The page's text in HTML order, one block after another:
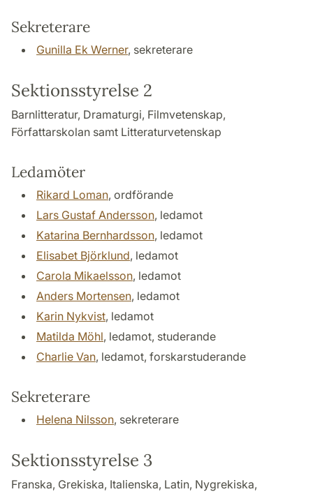
Sekreterare
Gunilla Ek Werner, sekreterare
Sektionsstyrelse 2
Barnlitteratur, Dramaturgi, Filmvetenskap,
Författarskolan samt Litteraturvetenskap
Ledamöter
Rikard Loman, ordförande
Lars Gustaf Andersson, ledamot
Katarina Bernhardsson, ledamot
Elisabet Björklund, ledamot
Carola Mikaelsson, ledamot
Anders Mortensen, ledamot
Karin Nykvist, ledamot
Matilda Möhl, ledamot, studerande
Charlie Van, ledamot, forskarstuderande
Sekreterare
Helena Nilsson, sekreterare
Sektionsstyrelse 3
Franska, Grekiska, Italienska, Latin, Nygrekiska,